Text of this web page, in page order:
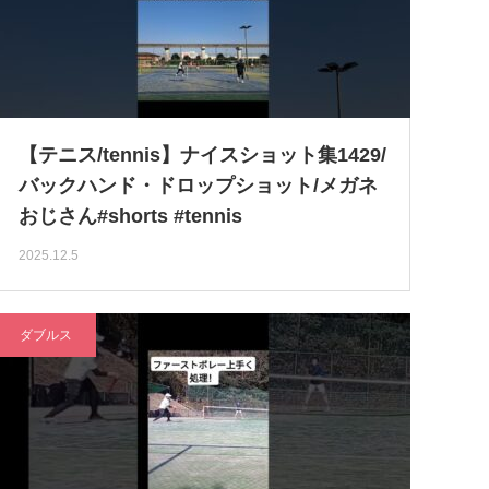
【テニス/tennis】ナイスショット集1429/
バックハンド・ドロップショット/メガネ
おじさん#shorts #tennis
2025.12.5
ダブルス